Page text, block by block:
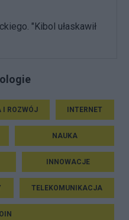
"Kibol ułaskawił
I ROZWÓJ INTERNET
NAUKA
INNOWACJE
TELEKOMUNIKACJA